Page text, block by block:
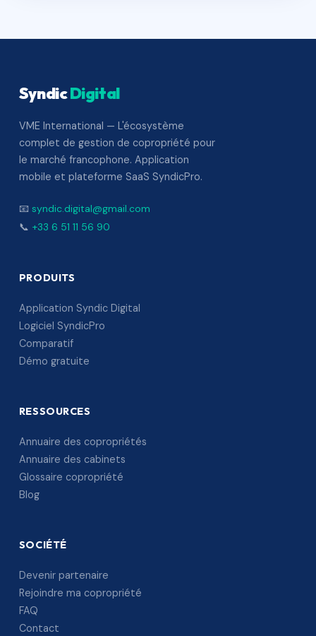
SyndicDigital
VME International — L'écosystème
complet de gestion de copropriété pour
le marché francophone. Application
mobile et plateforme SaaS SyndicPro.
📧 syndic.digital@gmail.com
📞 +33 6 51 11 56 90
PRODUITS
Application Syndic Digital
Logiciel SyndicPro
Comparatif
Démo gratuite
RESSOURCES
Annuaire des copropriétés
Annuaire des cabinets
Glossaire copropriété
Blog
SOCIÉTÉ
Devenir partenaire
Rejoindre ma copropriété
FAQ
Contact